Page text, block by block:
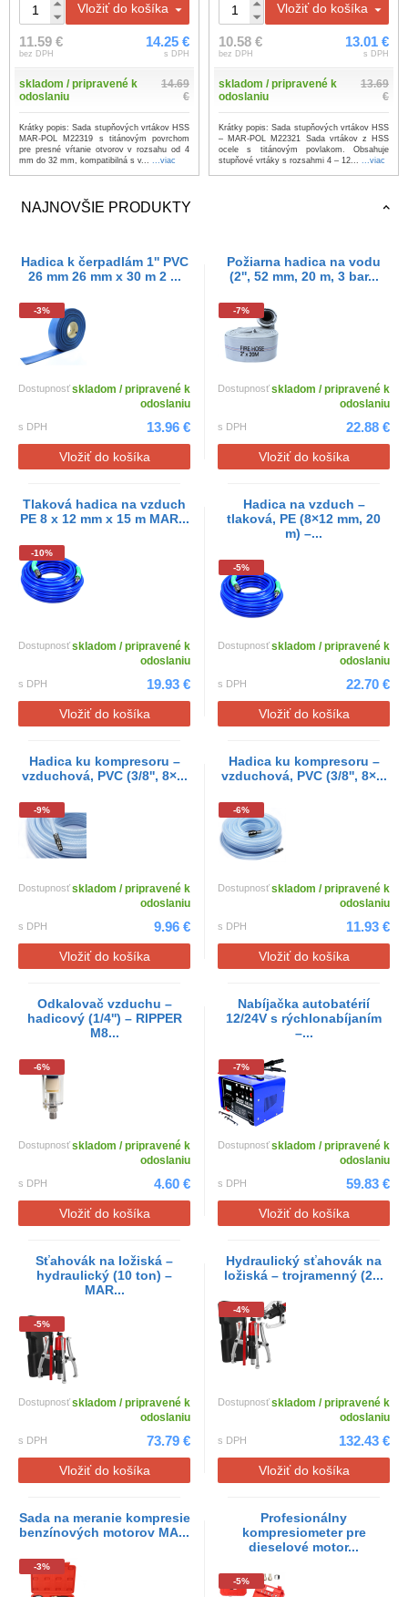
Vložiť do košíka
11.59 €
bez DPH
14.25 €
s DPH
skladom / pripravené k
odoslaniu
14.69
€
Krátky popis: Sada stupňových vrtákov HSS
MAR-POL M22319 s titánovým povrchom
pre presné vŕtanie otvorov v rozsahu od 4
mm do 32 mm, kompatibilná s v... ...viac
Vložiť do košíka
10.58 €
bez DPH
13.01 €
s DPH
skladom / pripravené k
odoslaniu
13.69
€
Krátky popis: Sada stupňových vrtákov HSS
– MAR-POL M22321 Sada vrtákov z HSS
ocele s titánovým povlakom. Obsahuje
stupňové vrtáky s rozsahmi 4 – 12... ...viac
NAJNOVŠIE PRODUKTY
Hadica k čerpadlám 1'' PVC
26 mm 26 mm x 30 m 2 ...
-3%
Dostupnosťskladom / pripravené k
odoslaniu
s DPH 13.96 €
Vložiť do košíka
Požiarna hadica na vodu
(2'', 52 mm, 20 m, 3 bar...
-7%
Dostupnosťskladom / pripravené k
odoslaniu
s DPH 22.88 €
Vložiť do košíka
Tlaková hadica na vzduch
PE 8 x 12 mm x 15 m MAR...
-10%
Dostupnosťskladom / pripravené k
odoslaniu
s DPH 19.93 €
Vložiť do košíka
Hadica na vzduch –
tlaková, PE (8×12 mm, 20
m) –...
-5%
Dostupnosťskladom / pripravené k
odoslaniu
s DPH 22.70 €
Vložiť do košíka
Hadica ku kompresoru –
vzduchová, PVC (3/8'', 8×...
-9%
Dostupnosťskladom / pripravené k
odoslaniu
s DPH 9.96 €
Vložiť do košíka
Hadica ku kompresoru –
vzduchová, PVC (3/8'', 8×...
-6%
Dostupnosťskladom / pripravené k
odoslaniu
s DPH 11.93 €
Vložiť do košíka
Odkalovač vzduchu –
hadicový (1/4'') – RIPPER
M8...
-6%
Dostupnosťskladom / pripravené k
odoslaniu
s DPH 4.60 €
Vložiť do košíka
Nabíjačka autobatérií
12/24V s rýchlonabíjaním
–...
-7%
Dostupnosťskladom / pripravené k
odoslaniu
s DPH 59.83 €
Vložiť do košíka
Sťahovák na ložiská –
hydraulický (10 ton) –
MAR...
-5%
Dostupnosťskladom / pripravené k
odoslaniu
s DPH 73.79 €
Vložiť do košíka
Hydraulický sťahovák na
ložiská – trojramenný (2...
-4%
Dostupnosťskladom / pripravené k
odoslaniu
s DPH 132.43 €
Vložiť do košíka
Sada na meranie kompresie
benzínových motorov MA...
-3%
Profesionálny
kompresiometer pre
dieselové motor...
-5%